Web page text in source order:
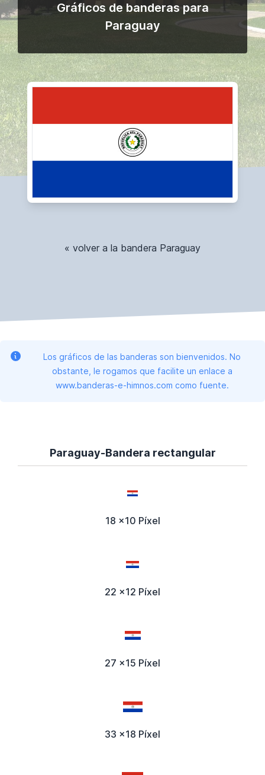
Gráficos de banderas para
Paraguay
« volver a la bandera Paraguay
Los gráficos de las banderas son bienvenidos. No
obstante, le rogamos que facilite un enlace a
www.banderas-e-himnos.com como fuente.
Paraguay-Bandera rectangular
18 x10 Píxel
22 x12 Píxel
27 x15 Píxel
33 x18 Píxel